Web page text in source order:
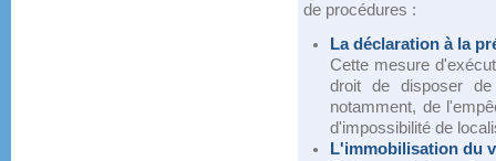
de procédures :
La déclaration à la
Cette mesure
droit de disposer
notamment, de
d'impossibilité de
L'immobilisation du